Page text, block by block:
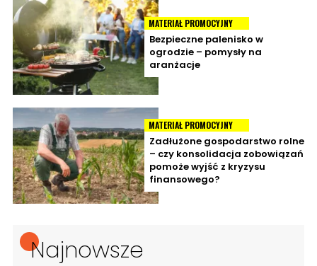
MATERIAŁ PROMOCYJNY
Bezpieczne palenisko w
ogrodzie – pomysły na
aranżacje
MATERIAŁ PROMOCYJNY
Zadłużone gospodarstwo rolne
– czy konsolidacja zobowiązań
pomoże wyjść z kryzysu
finansowego?
Najnowsze